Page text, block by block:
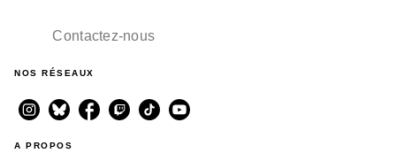
Contactez-nous
NOS RÉSEAUX
A PROPOS